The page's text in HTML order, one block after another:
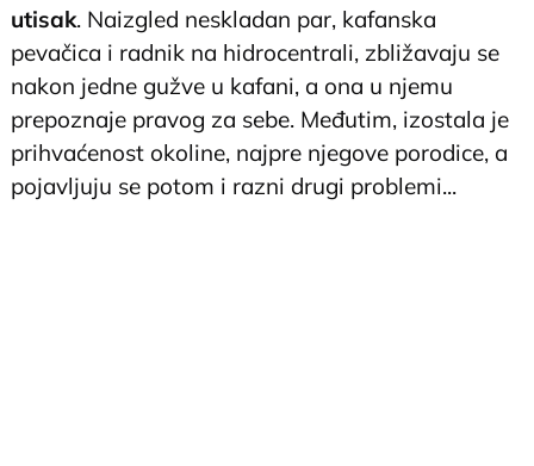
utisak. Naizgled neskladan par, kafanska
pevačica i radnik na hidrocentrali, zbližavaju se
nakon jedne gužve u kafani, a ona u njemu
prepoznaje pravog za sebe. Međutim, izostala je
prihvaćenost okoline, najpre njegove porodice, a
pojavljuju se potom i razni drugi problemi...